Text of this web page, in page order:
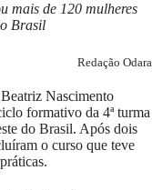
mais de 120 mulheres
Brasil
Redação Odara
Nascimento
formativo da 4ª turma
do Brasil. Após dois
o curso que teve